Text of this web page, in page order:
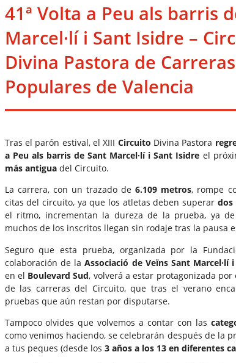
41ª Volta a Peu als barris
Marcel·lí i Sant Isidre –
Divina Pastora de Carreras
Populares de Valencia
Tras el parón estival, el XIII Circuito Divina Pastora
a Peu als barris de Sant Marcel·lí i Sant Isidre el
más antiguadel Circuito.
La carrera, con un trazado de6.109 metros, rompe
citas del circuito, ya que los atletas deben superar dos
el ritmo, incrementan la dureza de la prueba, ya
muchos de los inscritos llegan sin rodaje tras la pausa
Seguro que esta prueba, organizada por la
colaboración de laAssociació de Veïns Sant Marcel·lí
en el Boulevard Sud, volverá a estar protagonizada
de las carreras del Circuito, que tras el verano
pruebas que aún restan por disputarse.
Tampoco olvides que volvemos a contar con las
como venimos haciendo, se celebrarán después de la
a tus peques (desde los 3 años a los 13 en diferentes